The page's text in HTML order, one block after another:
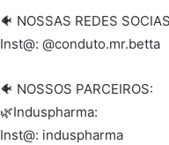
🐠 NOSSAS REDES
Inst@: @conduto.mr.betta
🐠 NOSSOS PARCEIROS:
🌿Induspharma:
Inst@: induspharma